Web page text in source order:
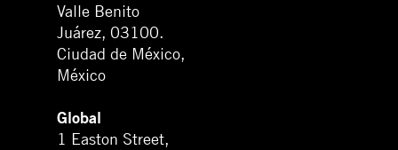
Valle Benito
Juárez, 03100.
Ciudad de México,
México
Global
1 Easton Street,